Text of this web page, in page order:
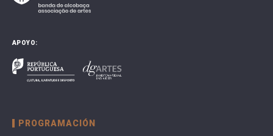
APOYO:
PROGRAMACIÓN